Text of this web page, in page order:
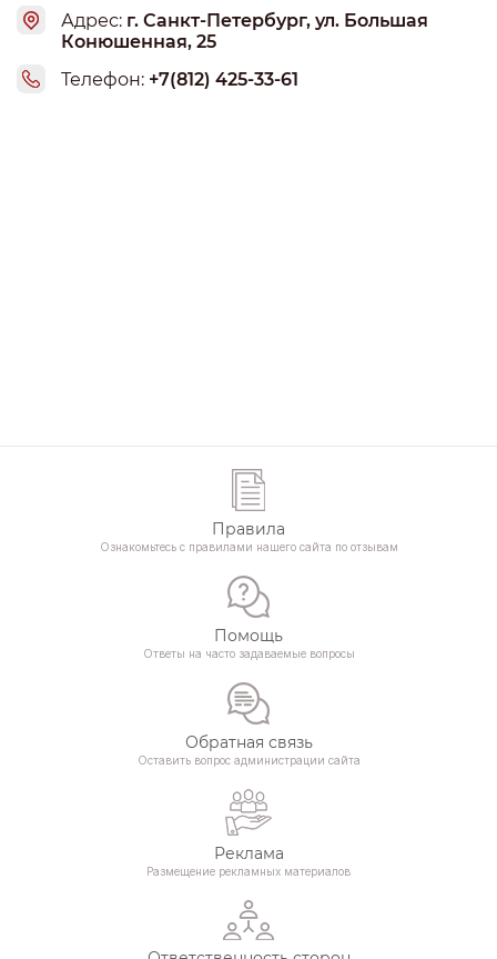
Адрес: г. Санкт-Петербург, ул. Большая
Конюшенная, 25
Телефон: +7(812) 425-33-61
Правила
Ознакомьтесь с правилами нашего сайта по отзывам
Помощь
Ответы на часто задаваемые вопросы
Обратная связь
Оставить вопрос администрации сайта
Реклама
Размещение рекламных материалов